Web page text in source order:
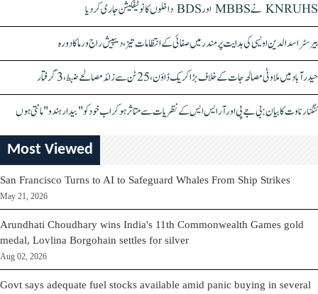
KNRUHS نے MBBS اور BDS داخلوں کا نوٹیفکیشن جاری کر دیا
بیرسٹر اسدالدین اویسی کی ہدایت پر مندر میں صفائی کے انتظامات تیز، دیپیش راج ورما کا دورہ
حیدرآباد میں ملاوٹی مصالحہ جات کے خلاف بڑا کریک ڈاؤن، 25 ٹن سے زائد مصالحے ضبط، 3 گرفتار
کنگنا رناوت کا بیان: بی جے پی اور آر ایس ایس کے نظریات سے متاثر ہو کر اب خود کو "بیدار ہندو" مانتی ہوں
Most Viewed
San Francisco Turns to AI to Safeguard Whales From Ship Strikes
May 21, 2026
Arundhati Choudhary wins India's 11th Commonwealth Games gold
medal, Lovlina Borgohain settles for silver
Aug 02, 2026
Govt says adequate fuel stocks available amid panic buying in several